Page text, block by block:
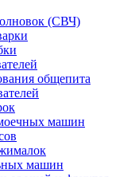
(СВЧ)
общепита
машин
машин